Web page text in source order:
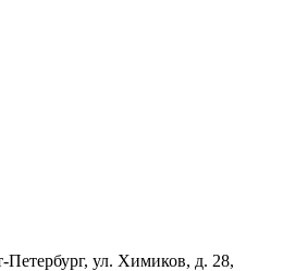
ул. Химиков, д. 28,